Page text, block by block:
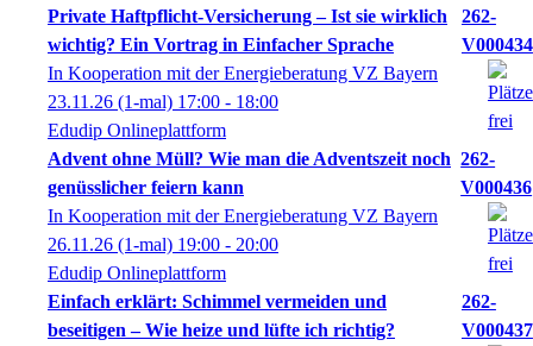
Private Haftpflicht-Versicherung – Ist sie wirklich
wichtig? Ein Vortrag in Einfacher Sprache
262-
V000434
In Kooperation mit der Energieberatung VZ Bayern
23.11.26 (1-mal) 17:00 - 18:00
Edudip Onlineplattform
Advent ohne Müll? Wie man die Adventszeit noch
genüsslicher feiern kann
262-
V000436
In Kooperation mit der Energieberatung VZ Bayern
26.11.26 (1-mal) 19:00 - 20:00
Edudip Onlineplattform
Einfach erklärt: Schimmel vermeiden und
beseitigen – Wie heize und lüfte ich richtig?
262-
V000437